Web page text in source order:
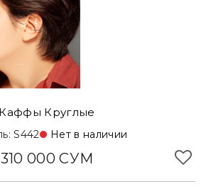
Каффы Круглые
S442 Нет в наличии
310 000 СУМ